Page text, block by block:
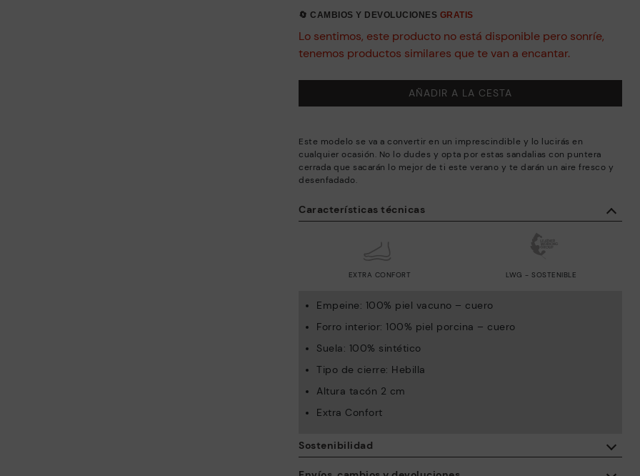
Características técnicas
EXTRA CONFORT LWG - SOSTENIBLE
Empeine: 100% piel vacuno – cuero
Forro interior: 100% piel porcina – cuero
Suela: 100% sintético
Tipo de cierre: Hebilla
Altura tacón 2 cm
Extra Confort
Sostenibilidad
Con la compra de este producto, estás apoyando la fabricación
🔄 CAMBIOS Y DEVOLUCIONES GRATIS
Lo sentimos, este producto no está disponible pero sonríe,
tenemos productos similares que te van a encantar.
AÑADIR A LA CESTA
Este modelo se va a convertir en un imprescindible y lo lucirás en
cualquier ocasión. No lo dudes y opta por estas sandalias con puntera
cerrada que sacarán lo mejor de ti este verano y te darán un aire fresco y
desenfadado.